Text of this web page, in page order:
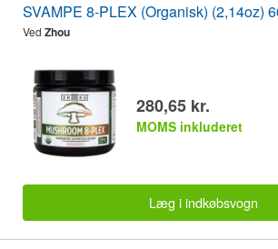
SVAMPE 8-PLEX (Organisk) (2,14oz)
Ved Zhou
280,65 kr.
MOMS inkluderet
Læg i indkøbsvogn